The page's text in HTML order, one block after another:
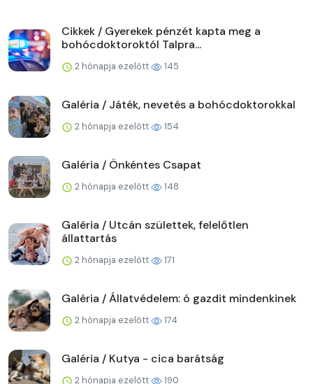
Cikkek / Gyerekek pénzét kapta meg a
bohócdoktoroktól Talpra...
2 hónapja ezelőtt 145
Galéria / Játék, nevetés a bohócdoktorokkal
2 hónapja ezelőtt 154
Galéria / Önkéntes Csapat
2 hónapja ezelőtt 148
Galéria / Utcán születtek, felelőtlen
állattartás
2 hónapja ezelőtt 171
Galéria / Állatvédelem: ó gazdit mindenkinek
2 hónapja ezelőtt 174
Galéria / Kutya - cica barátság
2 hónapja ezelőtt 190